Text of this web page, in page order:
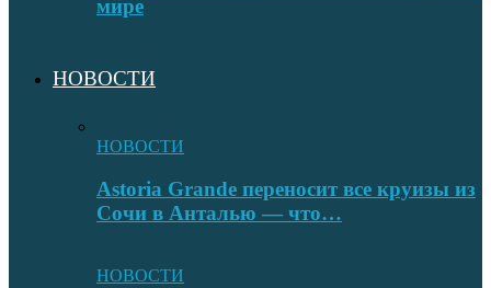
мире
НОВОСТИ
НОВОСТИ
Astoria Grande переносит все круизы из
Сочи в Анталью — что…
НОВОСТИ